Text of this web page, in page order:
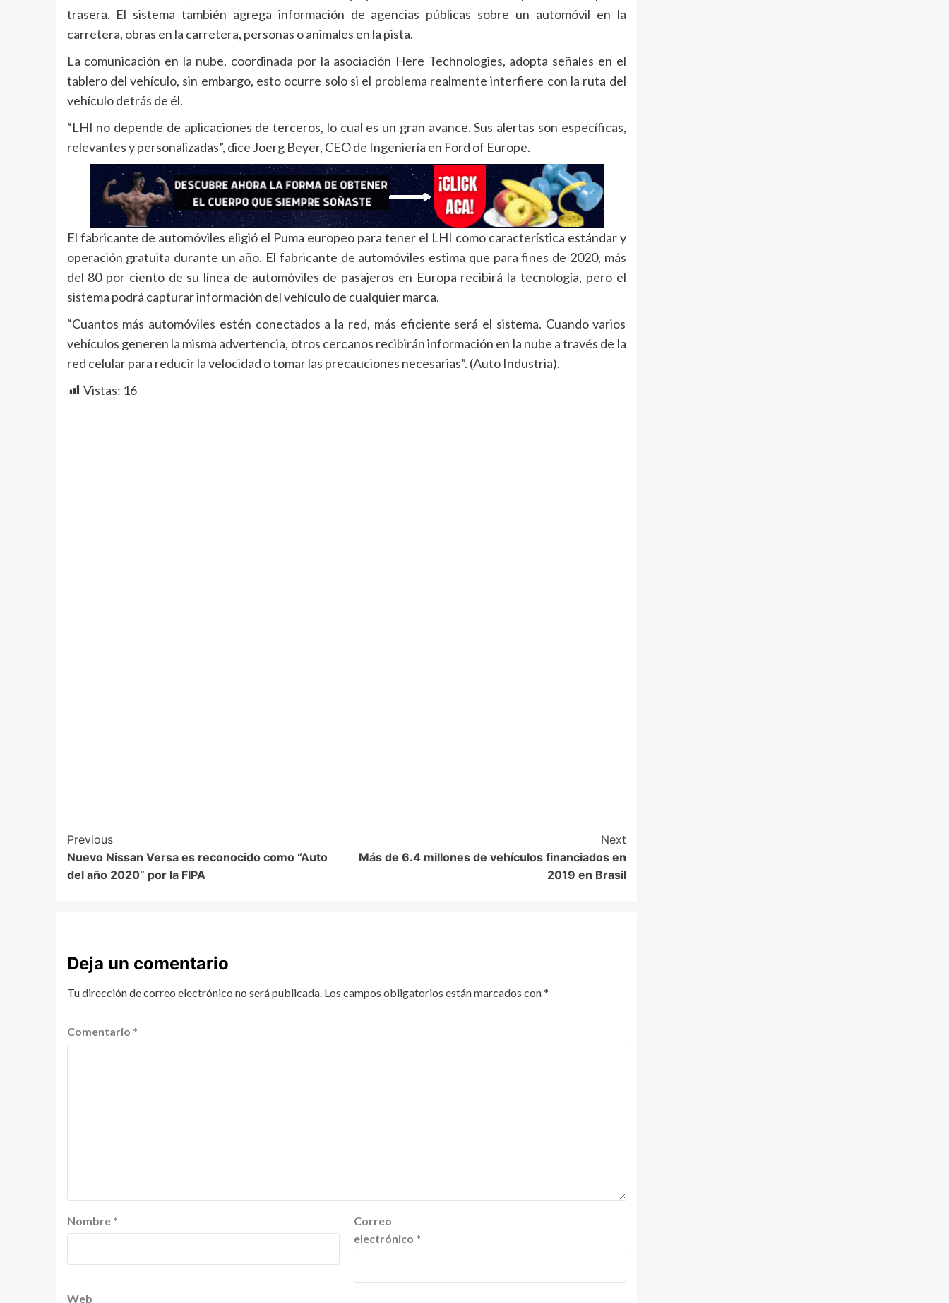
trasera. El sistema también agrega información de agencias públicas sobre un automóvil en la
carretera, obras en la carretera, personas o animales en la pista.
La comunicación en la nube, coordinada por la asociación Here Technologies, adopta señales en el
tablero del vehículo, sin embargo, esto ocurre solo si el problema realmente interfiere con la ruta del
vehículo detrás de él.
“LHI no depende de aplicaciones de terceros, lo cual es un gran avance. Sus alertas son específicas,
relevantes y personalizadas”, dice Joerg Beyer, CEO de Ingeniería en Ford of Europe.
El fabricante de automóviles eligió el Puma europeo para tener el LHI como característica estándar y
operación gratuita durante un año. El fabricante de automóviles estima que para fines de 2020, más
del 80 por ciento de su línea de automóviles de pasajeros en Europa recibirá la tecnología, pero el
sistema podrá capturar información del vehículo de cualquier marca.
“Cuantos más automóviles estén conectados a la red, más eficiente será el sistema. Cuando varios
vehículos generen la misma advertencia, otros cercanos recibirán información en la nube a través de la
red celular para reducir la velocidad o tomar las precauciones necesarias”. (Auto Industria).
Vistas: 16
Previous
Nuevo Nissan Versa es reconocido como “Auto
del año 2020” por la FIPA
Next
Más de 6.4 millones de vehículos financiados en
2019 en Brasil
Deja un comentario
Tu dirección de correo electrónico no será publicada. Los campos obligatorios están marcados con*
Comentario *
Nombre *
Correo
electrónico *
Web